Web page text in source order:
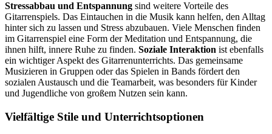
Stressabbau und Entspannung sind weitere Vorteile des
Gitarrenspiels. Das Eintauchen in die Musik kann helfen, den Alltag
hinter sich zu lassen und Stress abzubauen. Viele Menschen finden
im Gitarrenspiel eine Form der Meditation und Entspannung, die
ihnen hilft, innere Ruhe zu finden. Soziale Interaktion ist ebenfalls
ein wichtiger Aspekt des Gitarrenunterrichts. Das gemeinsame
Musizieren in Gruppen oder das Spielen in Bands fördert den
sozialen Austausch und die Teamarbeit, was besonders für Kinder
und Jugendliche von großem Nutzen sein kann.
Vielfältige Stile und Unterrichtsoptionen